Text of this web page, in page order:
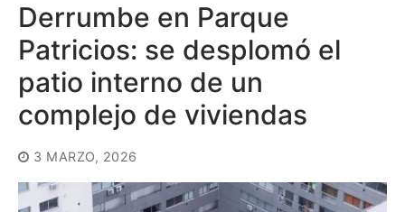
Derrumbe en Parque
Patricios: se desplomó el
patio interno de un
complejo de viviendas
3 MARZO, 2026